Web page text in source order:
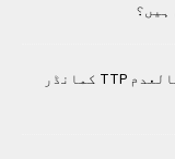
ہیں؟
افغانستان: کالعدم TTP کمانڈر